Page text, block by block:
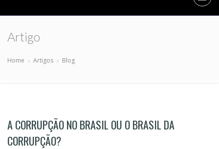
Artigo
Home Artigos Blog
A CORRUPÇÃO NO BRASIL OU O BRASIL DA
CORRUPÇÃO?